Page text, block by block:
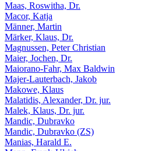
Maas, Roswitha, Dr.
Macor, Katja
Männer, Martin
Märker, Klaus, Dr.
Magnussen, Peter Christian
Maier, Jochen, Dr.
Maiorano-Fahr, Max Baldwin
Majer-Lauterbach, Jakob
Makowe, Klaus
Malatidis, Alexander, Dr. jur.
Malek, Klaus, Dr. jur.
Mandic, Dubravko
Mandic, Dubravko (ZS)
Manias, Harald E.